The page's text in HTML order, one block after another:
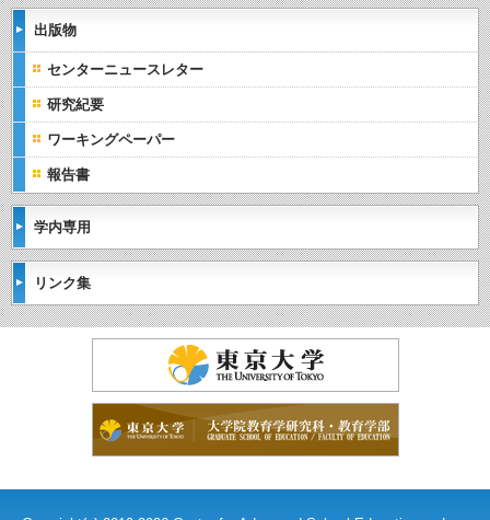
出版物
センターニュースレター
研究紀要
ワーキングペーパー
報告書
学内専用
リンク集